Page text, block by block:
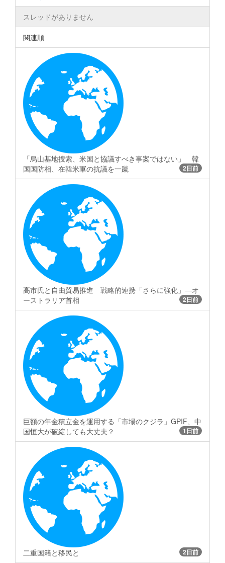
スレッドがありません
関連順
「烏山基地捜索、米国と協議すべき事案ではない」 韓
国国防相、在韓米軍の抗議を一蹴
2日前
高市氏と自由貿易推進 戦略的連携「さらに強化」―オ
ーストラリア首相
2日前
巨額の年金積立金を運用する「市場のクジラ」GPIF、中
国恒大が破綻しても大丈夫？
1日前
二重国籍と移民と 2日前